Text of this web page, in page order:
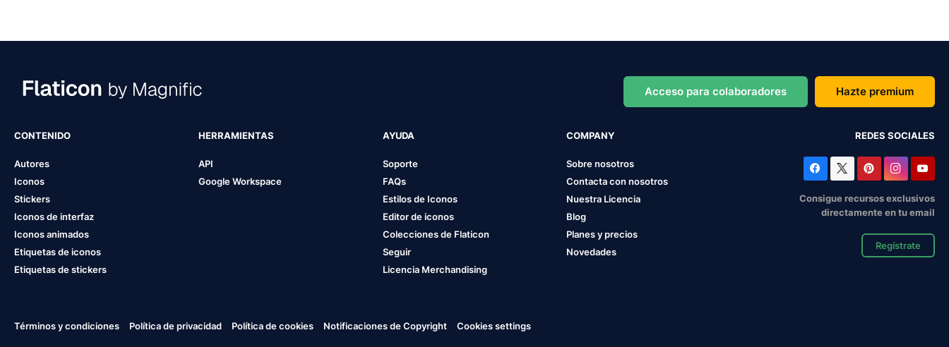
Acceso para colaboradores Hazte premium
CONTENIDO
Autores
Iconos
Stickers
Iconos de interfaz
Iconos animados
Etiquetas de iconos
Etiquetas de stickers
HERRAMIENTAS
API
Google Workspace
AYUDA
Soporte
FAQs
Estilos de Iconos
Editor de iconos
Colecciones de Flaticon
Seguir
Licencia Merchandising
COMPANY
Sobre nosotros
Contacta con nosotros
Nuestra Licencia
Blog
Planes y precios
Novedades
REDES SOCIALES
Consigue recursos exclusivos
directamente en tu email
Regístrate
Términos y condiciones Política de privacidad Política de cookies Notificaciones de Copyright Cookies settings